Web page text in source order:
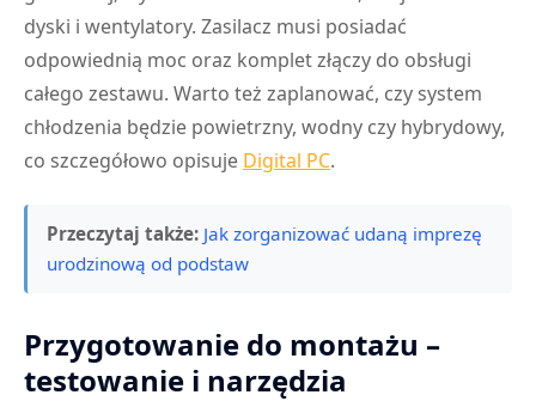
dyski i wentylatory. Zasilacz musi posiadać
odpowiednią moc oraz komplet złączy do obsługi
całego zestawu. Warto też zaplanować, czy system
chłodzenia będzie powietrzny, wodny czy hybrydowy,
co szczegółowo opisuje Digital PC.
Przeczytaj także: Jak zorganizować udaną imprezę
urodzinową od podstaw
Przygotowanie do montażu –
testowanie i narzędzia